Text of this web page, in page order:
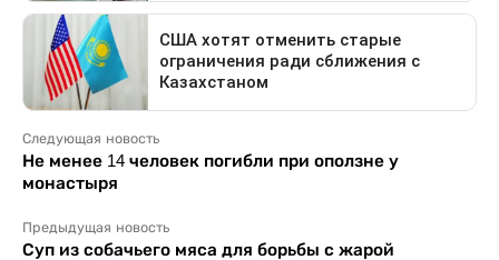
Следующая новость
Не менее 14 человек погибли при оползне у
монастыря
Предыдущая новость
Суп из собачьего мяса для борьбы с жарой